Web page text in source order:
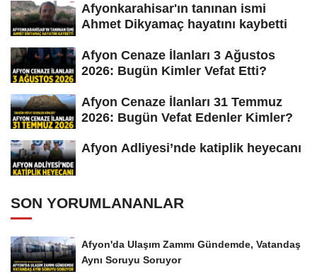
Afyonkarahisar'ın tanınan ismi
Ahmet Dikyamaç hayatını kaybetti
Afyon Cenaze İlanları 3 Ağustos
2026: Bugün Kimler Vefat Etti?
Afyon Cenaze İlanları 31 Temmuz
2026: Bugün Vefat Edenler Kimler?
Afyon Adliyesi’nde katiplik heyecanı
SON YORUMLANANLAR
Afyon'da Ulaşım Zammı Gündemde, Vatandaş
Aynı Soruyu Soruyor